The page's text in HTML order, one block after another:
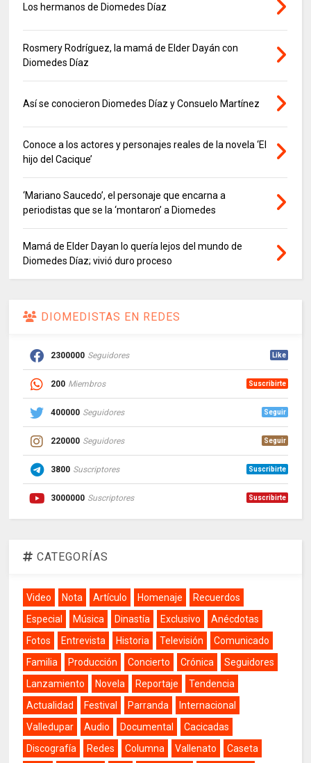
Los hermanos de Diomedes Díaz
Rosmery Rodríguez, la mamá de Elder Dayán con
Diomedes Díaz
Así se conocieron Diomedes Díaz y Consuelo Martínez
Conoce a los actores y personajes reales de la novela ‘El
hijo del Cacique’
‘Mariano Saucedo’, el personaje que encarna a
periodistas que se la ‘montaron’ a Diomedes
Mamá de Elder Dayan lo quería lejos del mundo de
Diomedes Díaz; vivió duro proceso
DIOMEDISTAS EN REDES
2300000 Seguidores Like
200 Miembros Suscribirte
400000 Seguidores Seguir
220000 Seguidores Seguir
3800 Suscriptores Suscribirte
3000000 Suscriptores Suscribirte
CATEGORÍAS
Video Nota Artículo Homenaje
Recuerdos
Especial
Música Dinastía Exclusivo
Anécdotas
Fotos
Entrevista Historia Televisión
Comunicado
Familia
Producción Concierto Crónica
Seguidores
Lanzamiento
Novela Reportaje
Tendencia
Actualidad
Festival Parranda
Internacional
Valledupar
Audio Documental
Cacicadas
Discografía
Redes Columna Vallenato
Caseta